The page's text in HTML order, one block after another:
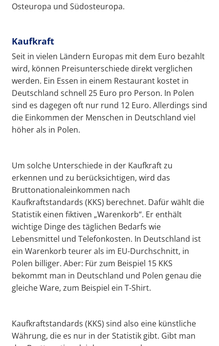
Osteuropa und Südosteuropa.
Kaufkraft
Seit in vielen Ländern Europas mit dem Euro bezahlt
wird, können Preisunterschiede direkt verglichen
werden. Ein Essen in einem Restaurant kostet in
Deutschland schnell 25 Euro pro Person. In Polen
sind es dagegen oft nur rund 12 Euro. Allerdings sind
die Einkommen der Menschen in Deutschland viel
höher als in Polen.
Um solche Unterschiede in der Kaufkraft zu
erkennen und zu berücksichtigen, wird das
Bruttonationaleinkommen nach
Kaufkraftstandards (KKS) berechnet. Dafür wählt die
Statistik einen fiktiven „Warenkorb“. Er enthält
wichtige Dinge des täglichen Bedarfs wie
Lebensmittel und Telefonkosten. In Deutschland ist
ein Warenkorb teurer als im EU-Durchschnitt, in
Polen billiger. Aber: Für zum Beispiel 15 KKS
bekommt man in Deutschland und Polen genau die
gleiche Ware, zum Beispiel ein T-Shirt.
Kaufkraftstandards (KKS) sind also eine künstliche
Währung, die es nur in der Statistik gibt. Gibt man